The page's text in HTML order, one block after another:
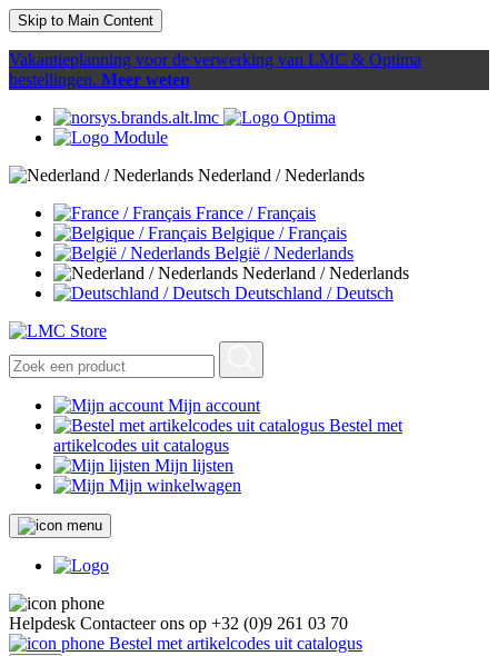
Skip to Main Content
Vakantieplanning voor de verwerking van LMC & Optima
bestellingen. Meer weten
Nederland / Nederlands
France / Français
Belgique / Français
België / Nederlands
Nederland / Nederlands
Deutschland / Deutsch
Mijn account
Bestel met
artikelcodes uit catalogus
Mijn lijsten
Mijn winkelwagen
Helpdesk Contacteer ons op +32 (0)9 261 03 70
Bestel met artikelcodes uit catalogus